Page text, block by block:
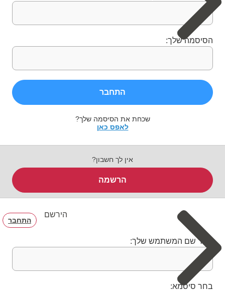
הסיסמה שלך:
התחבר
שכחת את הסיסמה שלך?
לאפס כאן
אין לך חשבון?
הרשמה
הירשם
התחבר
בחר שם המשתמש שלך:
בחר סיסמא: